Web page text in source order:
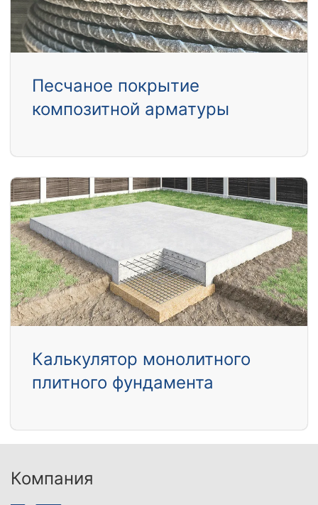
Песчаное покрытие
композитной арматуры
Калькулятор монолитного
плитного фундамента
Компания